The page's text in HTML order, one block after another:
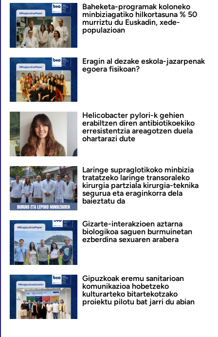
Baheketa-programak koloneko
minbiziagatiko hilkortasuna % 50
murriztu du Euskadin, xede-
populazioan
Eragin al dezake eskola-jazarpenak
egoera fisikoan?
Helicobacter pylori-k gehien
erabiltzen diren antibiotikoekiko
erresistentzia areagotzen duela
ohartarazi dute
Laringe supraglotikoko minbizia
tratatzeko laringe transoraleko
kirurgia partziala kirurgia-teknika
segurua eta eraginkorra dela
baieztatu da
Gizarte-interakzioen aztarna
biologikoa saguen burmuinetan
ezberdina sexuaren arabera
Gipuzkoak eremu sanitarioan
komunikazioa hobetzeko
kulturarteko bitartekotzako
proiektu pilotu bat jarri du abian